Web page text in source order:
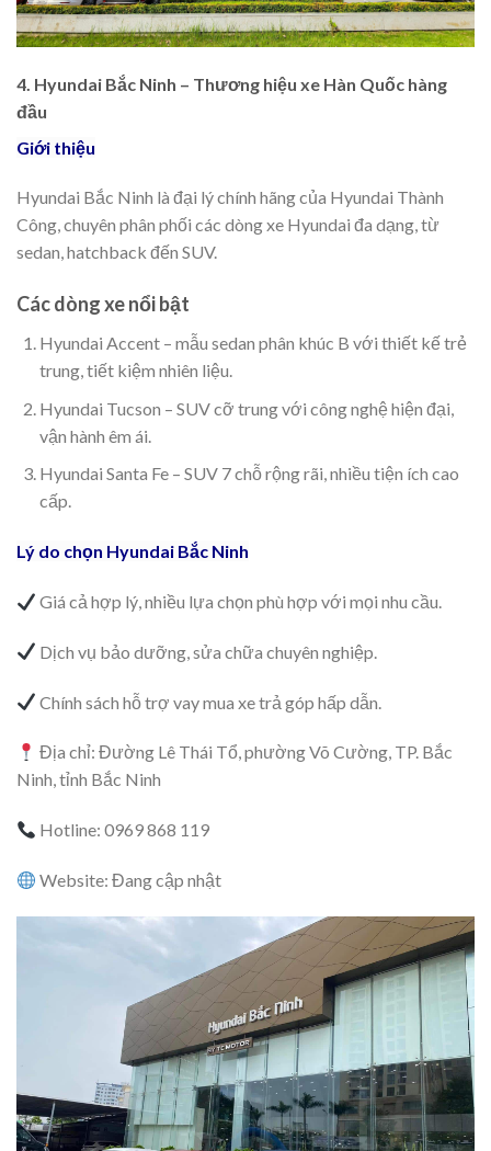
4. Hyundai Bắc Ninh – Thương hiệu xe Hàn Quốc hàng
đầu
Giới thiệu
Hyundai Bắc Ninh là đại lý chính hãng của Hyundai Thành
Công, chuyên phân phối các dòng xe Hyundai đa dạng, từ
sedan, hatchback đến SUV.
Các dòng xe nổi bật
Hyundai Accent – mẫu sedan phân khúc B với thiết kế trẻ
trung, tiết kiệm nhiên liệu.
Hyundai Tucson – SUV cỡ trung với công nghệ hiện đại,
vận hành êm ái.
Hyundai Santa Fe – SUV 7 chỗ rộng rãi, nhiều tiện ích cao
cấp.
Lý do chọn Hyundai Bắc Ninh
Giá cả hợp lý, nhiều lựa chọn phù hợp với mọi nhu cầu.
Dịch vụ bảo dưỡng, sửa chữa chuyên nghiệp.
Chính sách hỗ trợ vay mua xe trả góp hấp dẫn.
Địa chỉ: Đường Lê Thái Tổ, phường Võ Cường, TP. Bắc
Ninh, tỉnh Bắc Ninh
Hotline: 0969 868 119
Website: Đang cập nhật